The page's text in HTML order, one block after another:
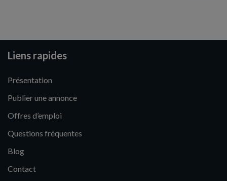
Liens rapides
Présentation
Publier une annonce
Offres d’emploi
Questions fréquentes
Blog
Contact